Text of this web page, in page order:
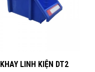
KHAY LINH KIỆN DT2